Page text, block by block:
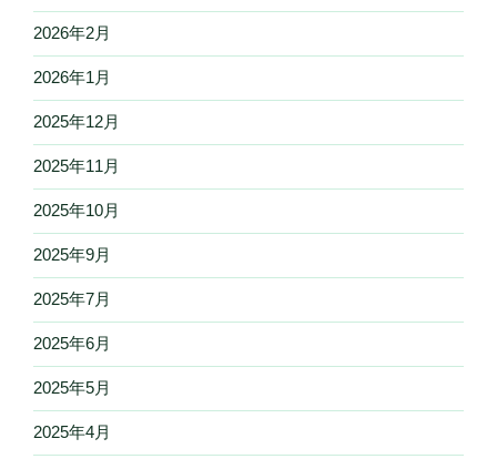
2026年2月
2026年1月
2025年12月
2025年11月
2025年10月
2025年9月
2025年7月
2025年6月
2025年5月
2025年4月